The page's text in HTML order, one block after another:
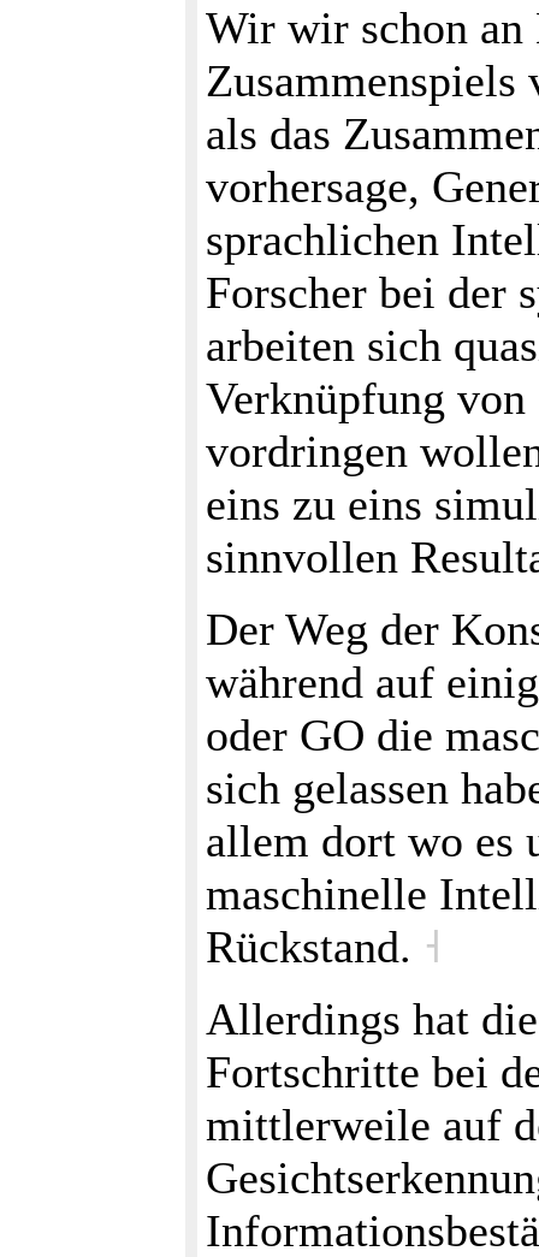
Wir wir schon an
als das
vorhersage,
sprachlichen
Forscher bei der
arbeiten sich
Verknüpfung
vordringen
eins zu eins
sinnvollen
Der Weg der
während auf
oder GO die
sich gelassen
allem dort wo es
maschinelle
Rückstand. ˧
Allerdings hat
Fortschritte bei
mittlerweile auf